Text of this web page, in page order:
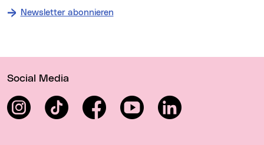
Newsletter abonnieren
Social Media
InstagramTikTok FacebookYouTube LinkedIn